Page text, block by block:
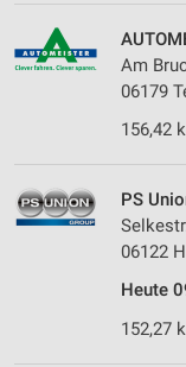
Am
06179
156,42
PS
06122
Heute
152,27